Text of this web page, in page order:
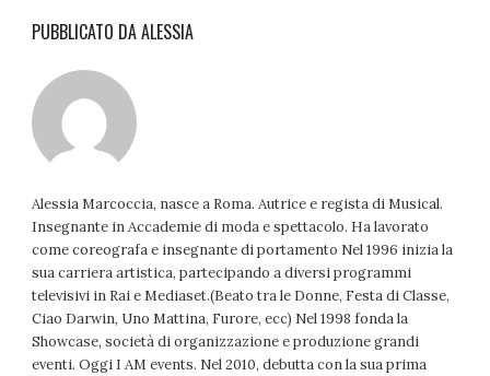
PUBBLICATO DA ALESSIA
Alessia Marcoccia, nasce a Roma. Autrice e regista di Musical.
Insegnante in Accademie di moda e spettacolo. Ha lavorato
come coreografa e insegnante di portamento Nel 1996 inizia la
sua carriera artistica, partecipando a diversi programmi
televisivi in Rai e Mediaset.(Beato tra le Donne, Festa di Classe,
Ciao Darwin, Uno Mattina, Furore, ecc) Nel 1998 fonda la
Showcase, società di organizzazione e produzione grandi
eventi. Oggi I AM events. Nel 2010, debutta con la sua prima